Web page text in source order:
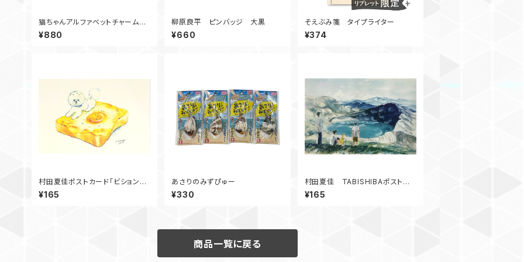
猫ちゃんアルファベットチャーム
Y
¥880
柳原良平 ピンバッジ 大黒
¥660
そえぶみ箋 タイプライター
¥374
村田夏佳ポストカード「ビションフ
リーゼとクロックマダム」
¥165
あさりのみずぴゅー
¥330
村田夏佳 TABISHIBAポストカ
ード 御釜 C12-PU-79
¥165
商品一覧に戻る